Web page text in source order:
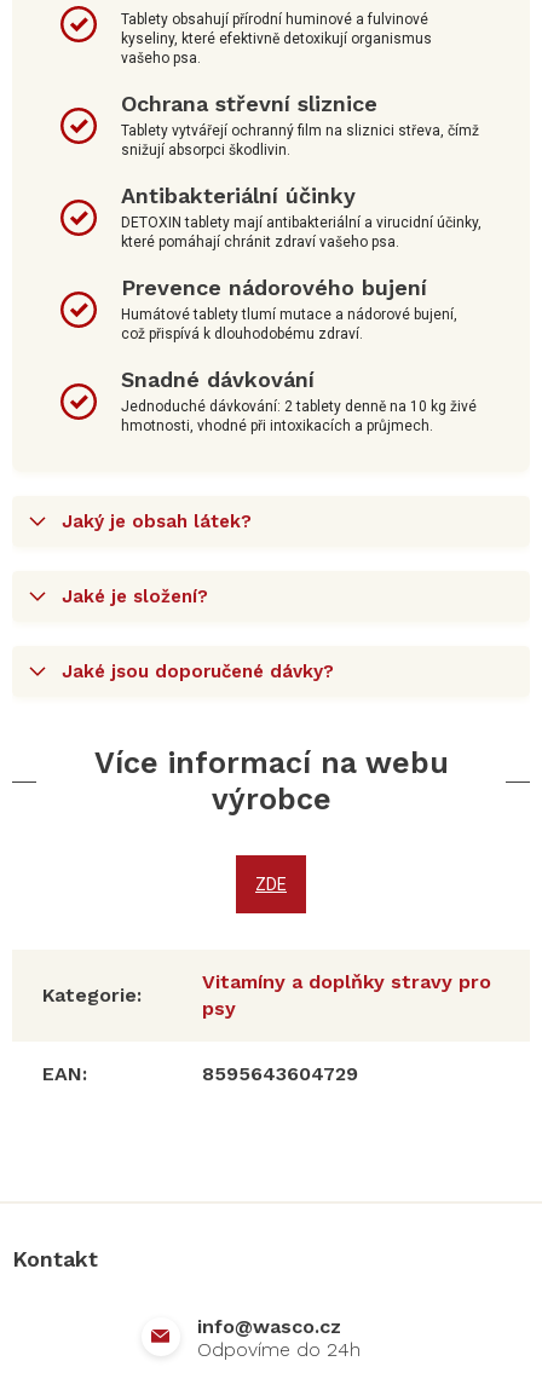
Tablety obsahují přírodní huminové a fulvinové
kyseliny, které efektivně detoxikují organismus
vašeho psa.
Ochrana střevní sliznice
Tablety vytvářejí ochranný film na sliznici střeva, čímž
snižují absorpci škodlivin.
Antibakteriální účinky
DETOXIN tablety mají antibakteriální a virucidní účinky,
které pomáhají chránit zdraví vašeho psa.
Prevence nádorového bujení
Humátové tablety tlumí mutace a nádorové bujení,
což přispívá k dlouhodobému zdraví.
Snadné dávkování
Jednoduché dávkování: 2 tablety denně na 10 kg živé
hmotnosti, vhodné při intoxikacích a průjmech.
Jaký je obsah látek?
Jaké je složení?
Jaké jsou doporučené dávky?
Více informací na webu
výrobce
ZDE
Kategorie:
Vitamíny a doplňky stravy pro
psy
EAN: 8595643604729
Kontakt
info@wasco.cz